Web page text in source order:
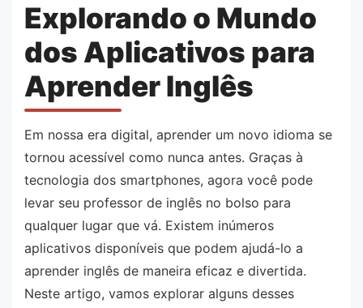
Explorando o Mundo
dos Aplicativos para
Aprender Inglês
Em nossa era digital, aprender um novo idioma se
tornou acessível como nunca antes. Graças à
tecnologia dos smartphones, agora você pode
levar seu professor de inglês no bolso para
qualquer lugar que vá. Existem inúmeros
aplicativos disponíveis que podem ajudá-lo a
aprender inglês de maneira eficaz e divertida.
Neste artigo, vamos explorar alguns desses